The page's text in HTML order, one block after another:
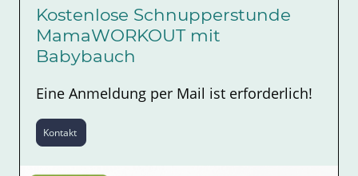
Kostenlose Schnupperstunde
MamaWORKOUT mit
Babybauch
Eine Anmeldung per Mail ist erforderlich!
Kontakt